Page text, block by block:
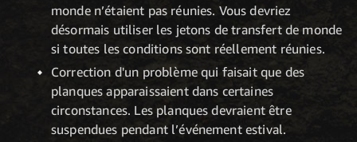
monde n’étaient pas réunies. Vous devriez
désormais utiliser les jetons de transfert de monde
si toutes les conditions sont réellement réunies.
Correction d'un problème qui faisait que des
planques apparaissaient dans certaines
circonstances. Les planques devraient être
suspendues pendant l’événement estival.